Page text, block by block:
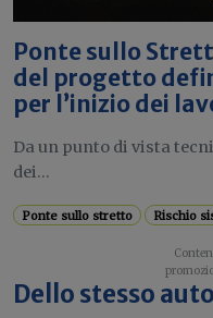
Ponte sullo
del progetto
per l’inizio dei
Da un punto di vista
dei...
Ponte sullo stretto Rischio
Dello stesso